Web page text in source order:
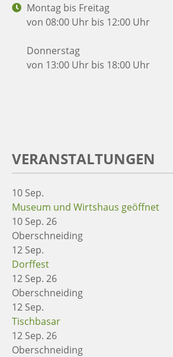
Montag bis Freitag
von 08:00 Uhr bis 12:00 Uhr
Donnerstag
von 13:00 Uhr bis 18:00 Uhr
VERANSTALTUNGEN
10 Sep.
Museum und Wirtshaus geöffnet
10 Sep. 26
Oberschneiding
12 Sep.
Dorffest
12 Sep. 26
Oberschneiding
12 Sep.
Tischbasar
12 Sep. 26
Oberschneiding